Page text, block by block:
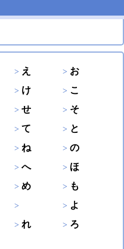
え
お
け
こ
せ
そ
て
と
ね
の
へ
ほ
め
も
よ
れ
ろ